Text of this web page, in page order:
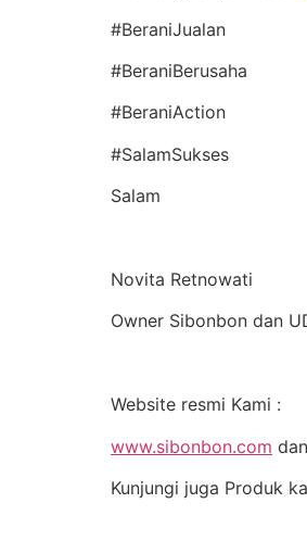
#BeraniJualan
#BeraniBerusaha
#BeraniAction
#SalamSukses
Salam
Novita Retnowati
Owner Sibonbon dan
Website resmi Kami :
www.sibonbon.com
Kunjungi juga Produk